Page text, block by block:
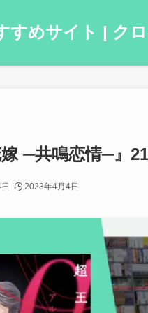
すめサイト | ク
嫁 ─共鳴恋情─』
2023年4月4日